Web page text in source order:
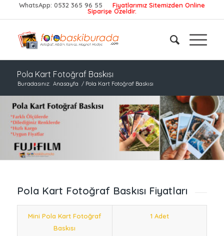
WhatsApp: 0532 365 96 55 Fiyatlarımız Sitemizden Online
Siparişe Özeldir.
Pola Kart Fotoğraf Baskısı
Buradasınız: Anasayfa / Pola Kart Fotoğraf Baskısı
Pola Kart Fotoğraf Baskısı Fiyatları
Mini Pola Kart Fotoğraf
Baskısı
1 Adet